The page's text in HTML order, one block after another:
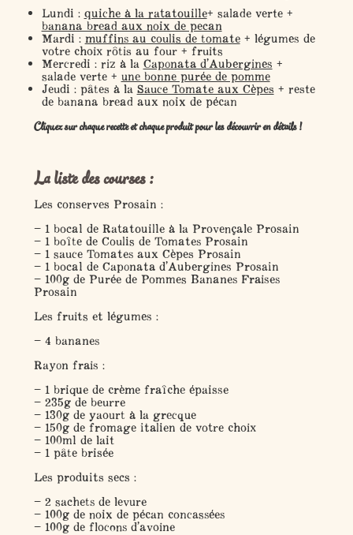
Lundi : quiche à la ratatouille+ salade verte +
banana bread aux noix de pecan
Mardi : muffins au coulis de tomate+ légumes de
votre choix rôtis au four + fruits
Mercredi : riz à la Caponata d’Aubergines +
salade verte + une bonne purée de pomme
Jeudi : pâtes à la Sauce Tomate aux Cèpes + reste
de banana bread aux noix de pécan
Cliquez sur chaque recette et chaque produit pour les découvrir en détails !
La liste des courses :
Les conserves Prosain :
– 1 bocal de Ratatouille à la Provençale Prosain
– 1 boîte de Coulis de Tomates Prosain
– 1 sauce Tomates aux Cèpes Prosain
– 1 bocal de Caponata d’Aubergines Prosain
– 100g de Purée de Pommes Bananes Fraises
Prosain
Les fruits et légumes :
– 4 bananes
Rayon frais :
– 1 brique de crème fraîche épaisse
– 235g de beurre
– 130g de yaourt à la grecque
– 150g de fromage italien de votre choix
– 100ml de lait
– 1 pâte brisée
Les produits secs :
– 2 sachets de levure
– 100g de noix de pécan concassées
– 100g de flocons d’avoine